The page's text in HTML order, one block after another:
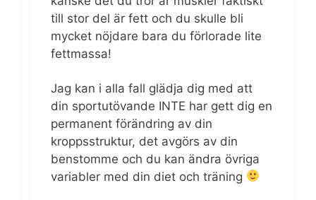
till stor del är fett och du skulle bli
mycket nöjdare bara du förlorade lite
fettmassa!
Jag kan i alla fall glädja dig med att
din sportutövande INTE har gett dig en
permanent förändring av din
kroppsstruktur, det avgörs av din
benstomme och du kan ändra övriga
variabler med din diet och träning